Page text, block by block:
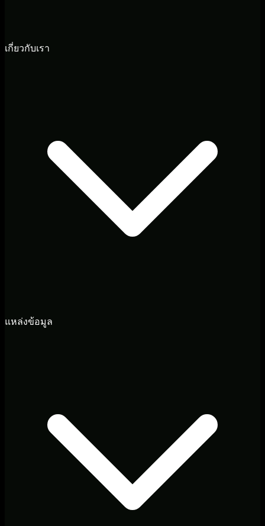
เกี่ยวกับเรา
แหล่งข้อมูล